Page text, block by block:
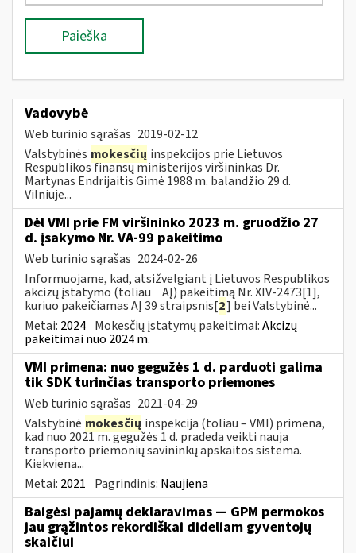
Paieška
Vadovybė
Web turinio sąrašas 2019-02-12
Valstybinės mokesčių inspekcijos prie Lietuvos
Respublikos finansų ministerijos viršininkas Dr.
Martynas Endrijaitis Gimė 1988 m. balandžio 29 d.
Vilniuje...
Dėl VMI prie FM viršininko 2023 m. gruodžio 27
d. įsakymo Nr. VA-99 pakeitimo
Web turinio sąrašas 2024-02-26
Informuojame, kad, atsižvelgiant į Lietuvos Respublikos
akcizų įstatymo (toliau − AĮ) pakeitimą Nr. XIV-2473[1],
kuriuo pakeičiamas AĮ 39 straipsnis[2] bei Valstybinė...
Metai: 2024 Mokesčių įstatymų pakeitimai:Akcizų
pakeitimai nuo 2024 m.
VMI primena: nuo gegužės 1 d. parduoti galima
tik SDK turinčias transporto priemones
Web turinio sąrašas 2021-04-29
Valstybinė mokesčių inspekcija (toliau – VMI) primena,
kad nuo 2021 m. gegužės 1 d. pradeda veikti nauja
transporto priemonių savininkų apskaitos sistema.
Kiekviena...
Metai: 2021 Pagrindinis: Naujiena
Baigėsi pajamų deklaravimas — GPM permokos
jau grąžintos rekordiškai dideliam gyventojų
skaičiui